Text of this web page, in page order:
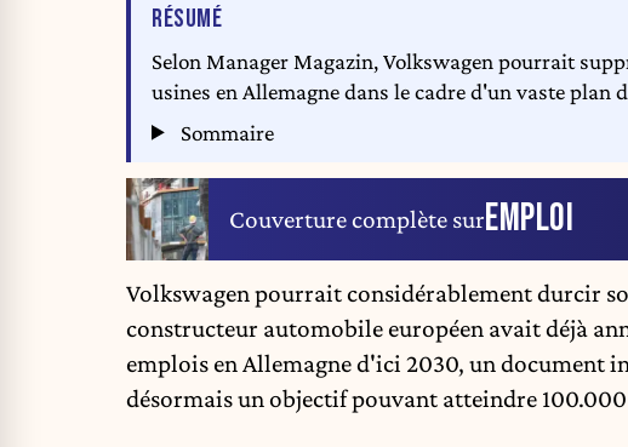
RÉSUMÉDE L'ARTICLE
Selon Manager Magazin, Volkswagen pourrait
usines en Allemagne dans le cadre d'un vaste plan
Sommaire
Couverture complète surEMPLOI
Volkswagenpourrait considérablement durcir
constructeur automobile européen avait déjà
emplois en Allemagne d'ici 2030, un document
désormais un objectif pouvant atteindre 100.000